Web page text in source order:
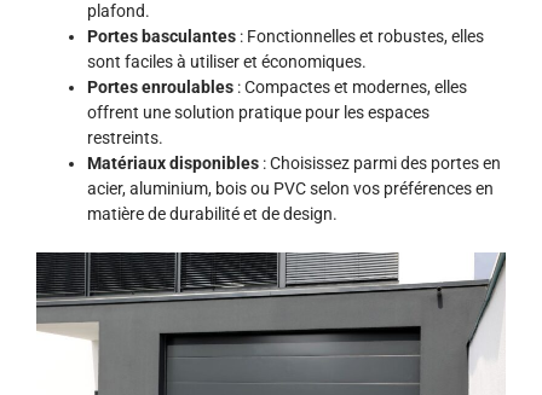
plafond.
Portes basculantes : Fonctionnelles et robustes, elles
sont faciles à utiliser et économiques.
Portes enroulables : Compactes et modernes, elles
offrent une solution pratique pour les espaces
restreints.
Matériaux disponibles : Choisissez parmi des portes en
acier, aluminium, bois ou PVC selon vos préférences en
matière de durabilité et de design.